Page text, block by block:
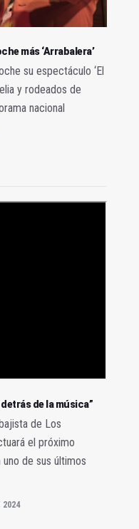
más ‘Arrabalera’
su espectáculo ‘El
y rodeados de
nacional
de la música”
de Los
el próximo
de sus últimos
2024